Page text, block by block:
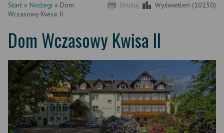
Drukuj Wyświetleń (10130)
Start » Noclegi » Dom
Wczasowy Kwisa II
Dom Wczasowy Kwisa II